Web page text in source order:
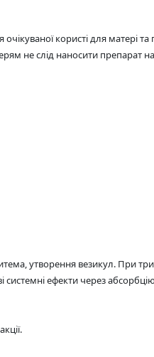
користі для матері
не слід наносити препарат
утворення везикул. При
системні ефекти через